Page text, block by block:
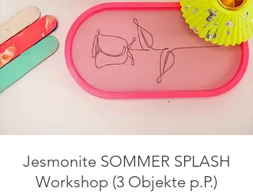
Jesmonite SOMMER SPLASH
Workshop (3 Objekte p.P.)